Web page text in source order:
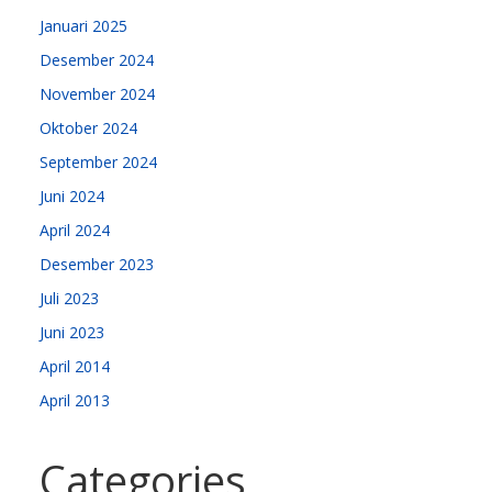
Januari 2025
Desember 2024
November 2024
Oktober 2024
September 2024
Juni 2024
April 2024
Desember 2023
Juli 2023
Juni 2023
April 2014
April 2013
Categories